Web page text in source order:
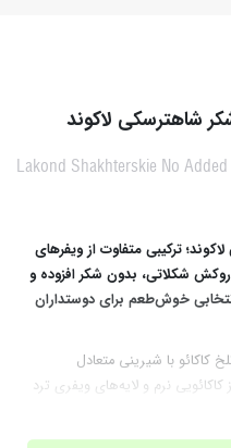
شاهترسکی لاکوند
Lakond Shakhterskie No
ترکیبی متفاوت از ویفرهای
روکش شکلاتی، بدون شکر افزوده و
خوش‌طعم برای دوستداران
کاکائو با شیرینی متعادل
نرم و لایه‌های ویفری ترد
ترجیح می‌دهید محصولی بدون